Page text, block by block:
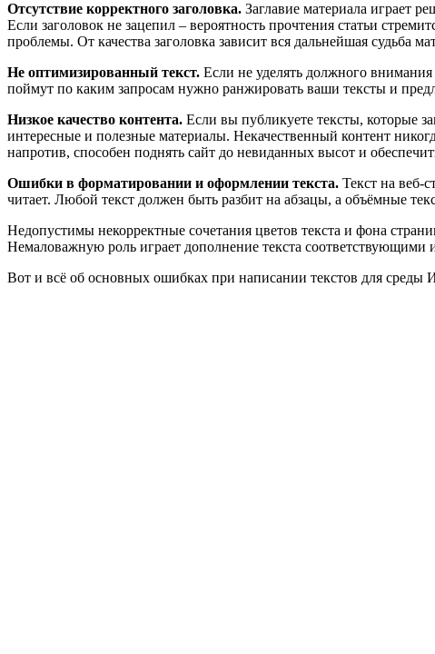
Отсутствие корректного заголовка. Заглавие материала играет
Если заголовок не зацепил – вероятность прочтения статьи
проблемы. От качества заголовка зависит вся дальнейшая судьба
Не оптимизированный текст. Если не уделять должного внимания
поймут по каким запросам нужно ранжировать ваши тексты и
Низкое качество контента. Если вы публикуете тексты, которые
интересные и полезные материалы. Некачественный контент
напротив, способен поднять сайт до невиданных высот и
Ошибки в форматировании и оформлении текста. Текст на веб-
читает. Любой текст должен быть разбит на абзацы, а объёмные
Недопустимы некорректные сочетания цветов текста и фона
Немаловажную роль играет дополнение текста
Вот и всё об основных ошибках при написании текстов для среды